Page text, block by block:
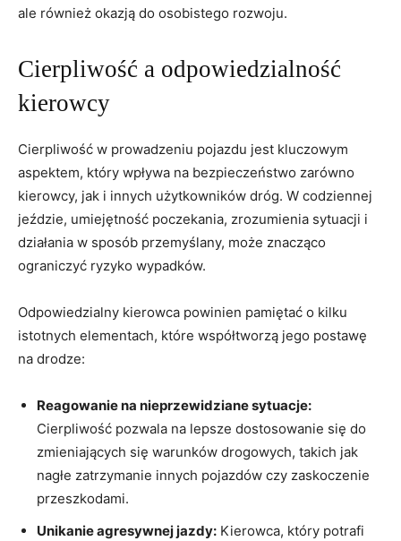
ale również okazją do osobistego rozwoju.
Cierpliwość a odpowiedzialność
kierowcy
Cierpliwość w prowadzeniu pojazdu jest kluczowym
aspektem, który wpływa na bezpieczeństwo zarówno
kierowcy, jak i innych użytkowników dróg. W codziennej
jeździe, umiejętność poczekania, zrozumienia sytuacji i
działania w sposób przemyślany, może znacząco
ograniczyć ryzyko wypadków.
Odpowiedzialny kierowca powinien pamiętać o kilku
istotnych elementach, które współtworzą jego postawę
na drodze:
Reagowanie na nieprzewidziane sytuacje:
Cierpliwość pozwala na lepsze dostosowanie się do
zmieniających się warunków drogowych, takich jak
nagłe zatrzymanie innych pojazdów czy zaskoczenie
przeszkodami.
Unikanie agresywnej jazdy: Kierowca, który potrafi